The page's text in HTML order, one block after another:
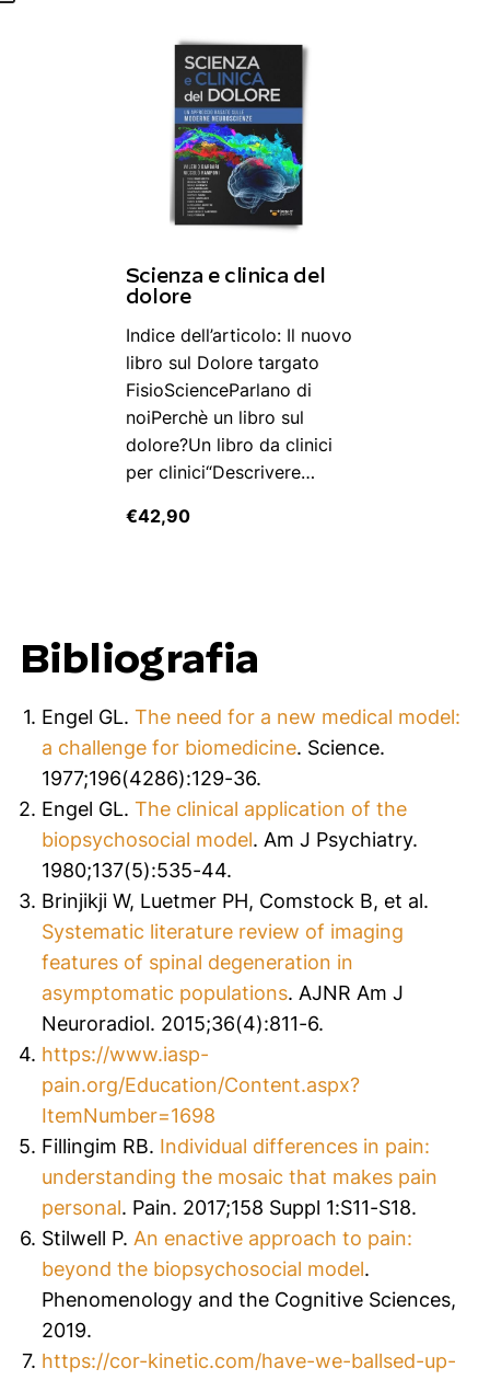
Scienza e clinica del
dolore
Indice dell’articolo: Il nuovo
libro sul Dolore targato
FisioScienceParlano di
noiPerchè un libro sul
dolore?Un libro da clinici
per clinici“Descrivere…
€42,90
Bibliografia
Engel GL. The need for a new medical model:
a challenge for biomedicine. Science.
1977;196(4286):129-36.
Engel GL. The clinical application of the
biopsychosocial model. Am J Psychiatry.
1980;137(5):535-44.
Brinjikji W, Luetmer PH, Comstock B, et al.
Systematic literature review of imaging
features of spinal degeneration in
asymptomatic populations. AJNR Am J
Neuroradiol. 2015;36(4):811-6.
https://www.iasp-
pain.org/Education/Content.aspx?
ItemNumber=1698
Fillingim RB. Individual differences in pain:
understanding the mosaic that makes pain
personal. Pain. 2017;158 Suppl 1:S11-S18.
Stilwell P. An enactive approach to pain:
beyond the biopsychosocial model.
Phenomenology and the Cognitive Sciences,
2019.
https://cor-kinetic.com/have-we-ballsed-up-